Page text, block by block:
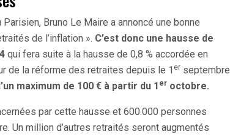
Bruno Le Maire a annoncé une bonne
de l’inflation ». C’est donc une hausse de
qui fera suite à la hausse de 0,8 % accordée en
de la réforme des retraites depuis le 1 er septembre
maximum de 100 € à partir du 1 er octobre.
par cette hausse et 600.000 personnes
Un million d’autres retraités seront augmentés